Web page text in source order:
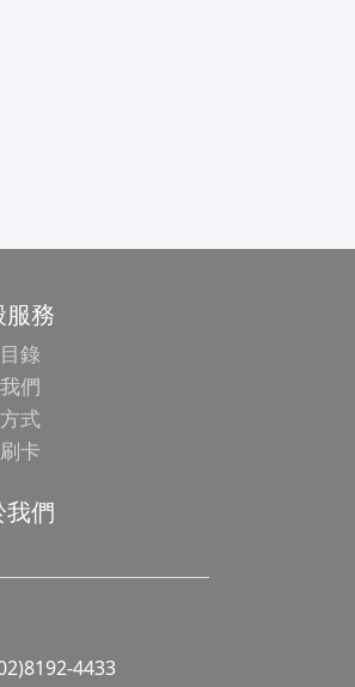
服務
錄
們
式
卡
我們
4433